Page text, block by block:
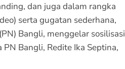
dan juga dalam rangka
serta gugatan sederhana,
Bangli, menggelar sosilisasi
Bangli, Redite Ika Septina,